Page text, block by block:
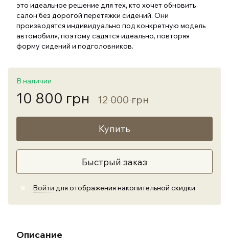
это идеальное решение для тех, кто хочет обновить
салон без дорогой перетяжки сидений. Они
производятся индивидуально под конкретную модель
автомобиля, поэтому садятся идеально, повторяя
форму сидений и подголовников.
В наличии
10 800 грн 12 000 грн
Купить
Быстрый заказ
% Войти для отображения накопительной скидки
Описание